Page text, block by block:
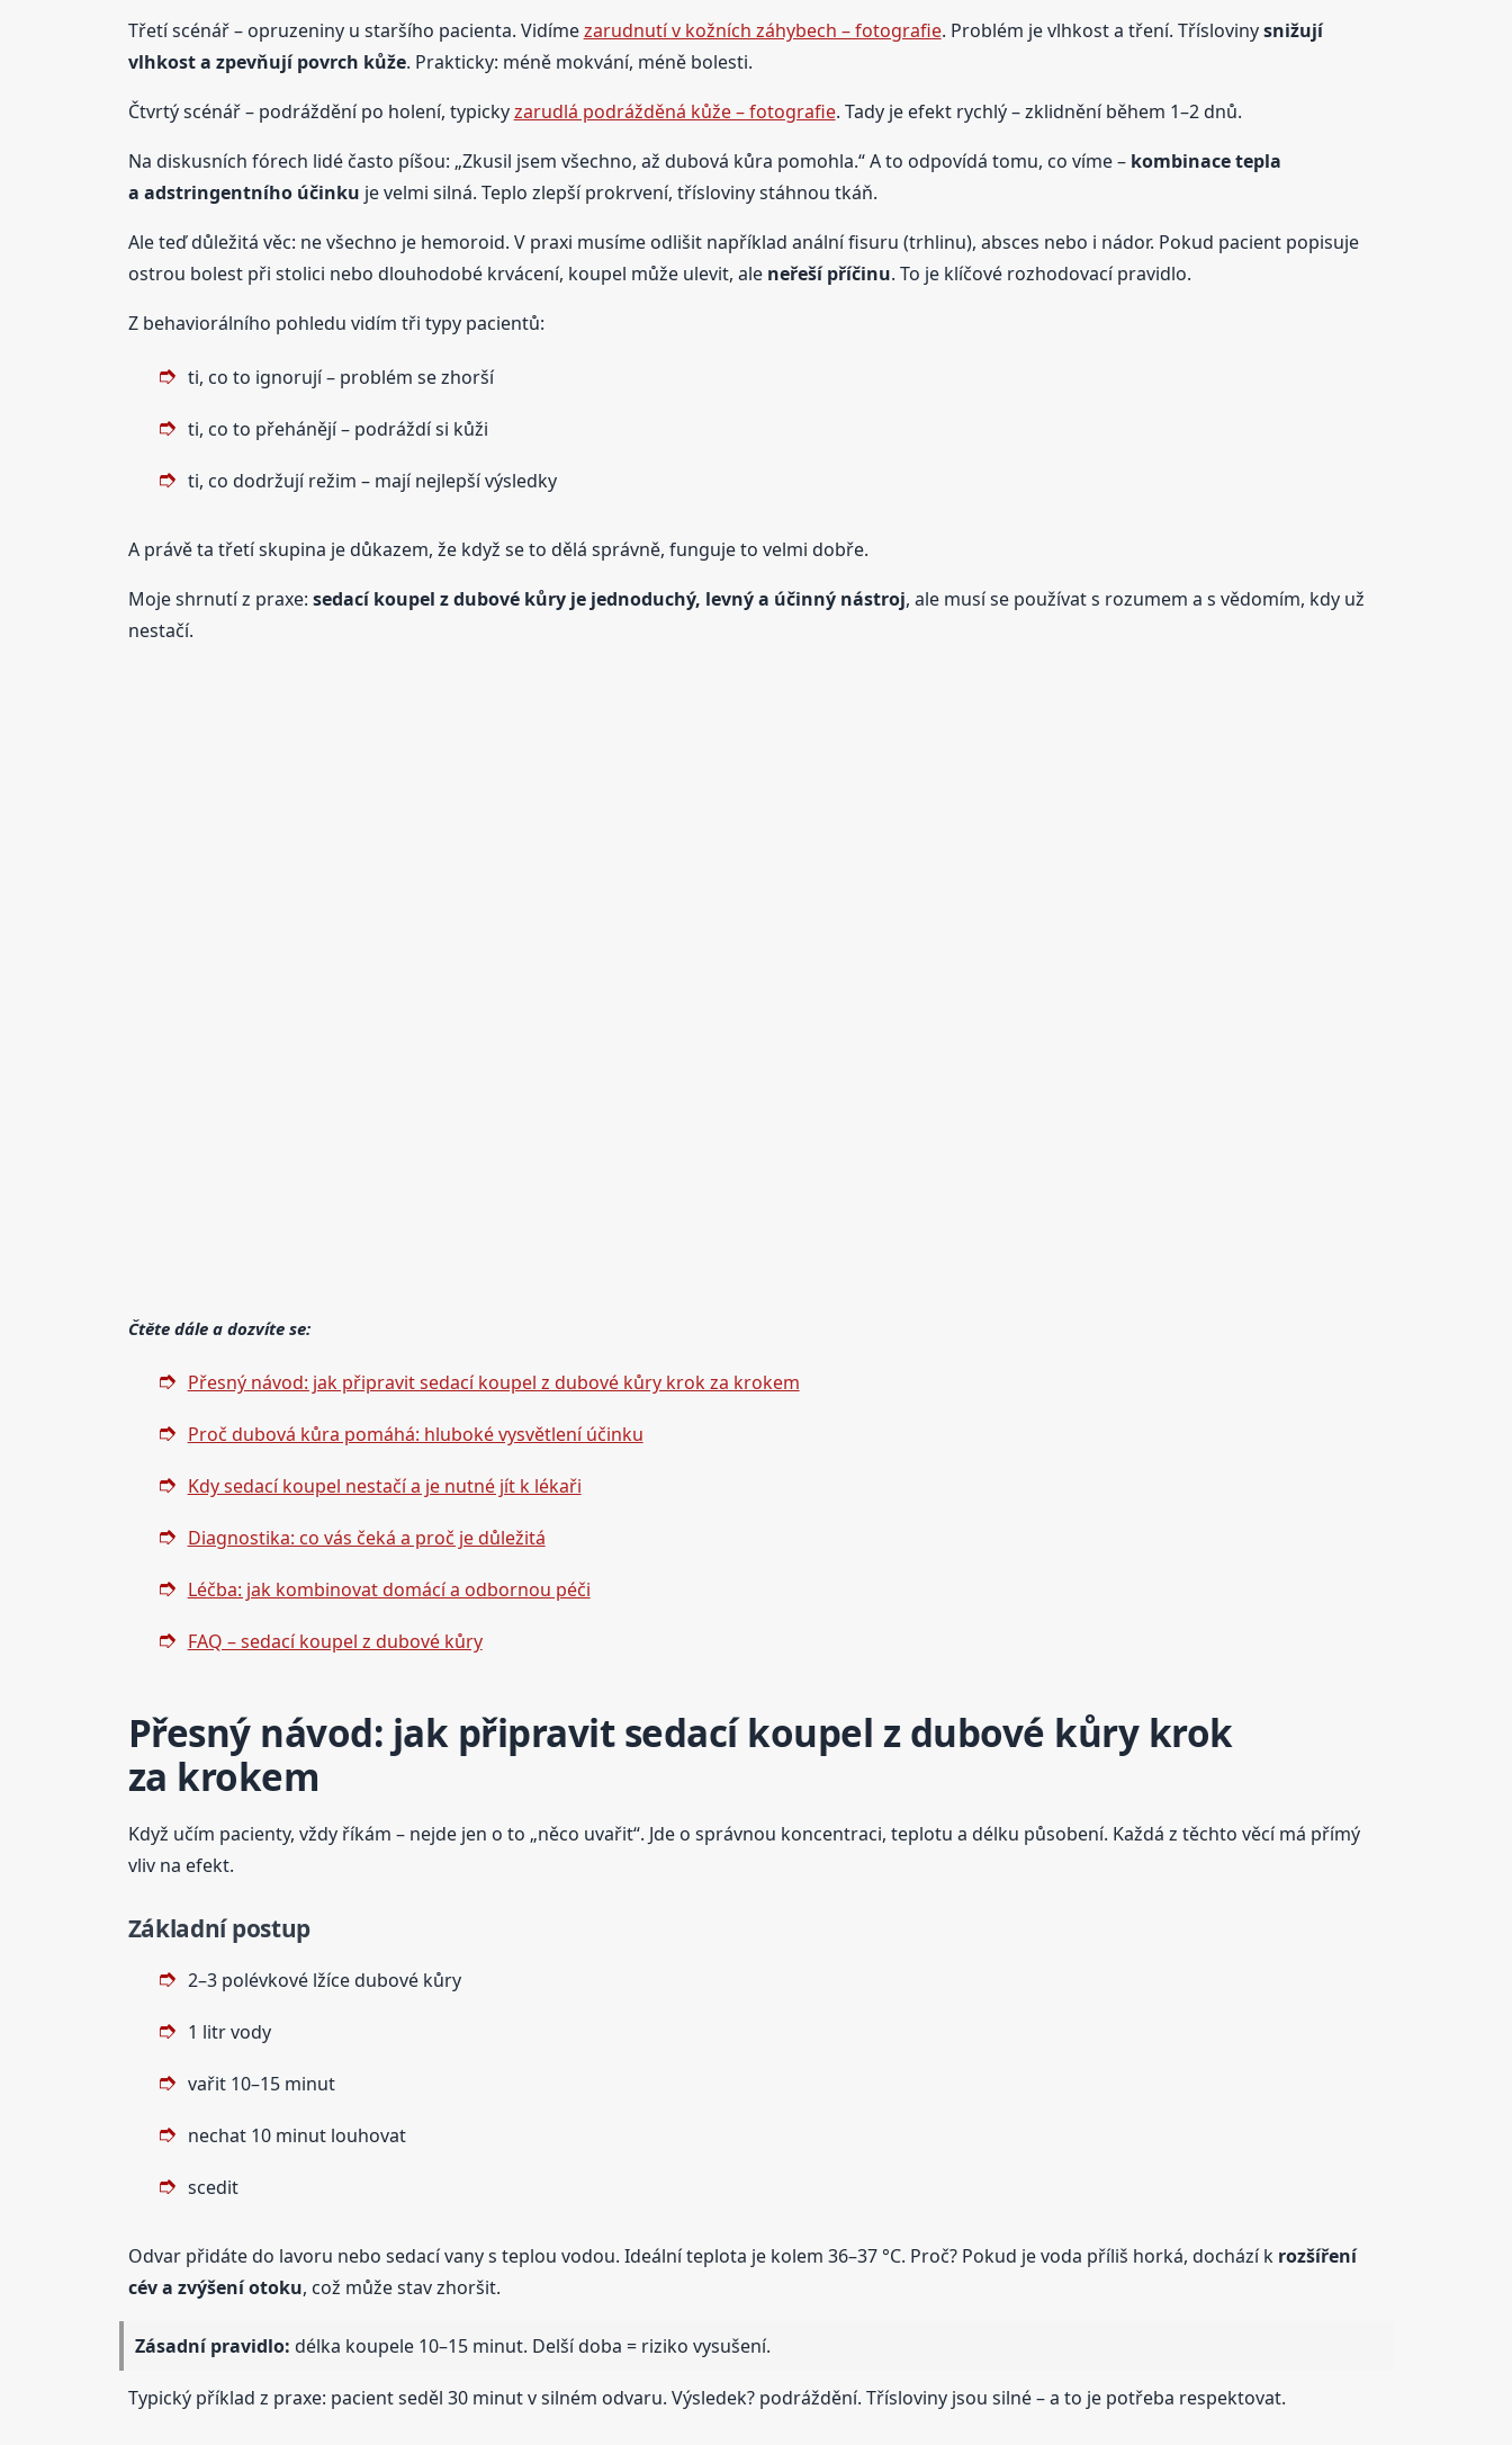
Třetí scénář – opruzeniny u staršího pacienta. Vidímezarudnutí v kožních záhybech – fotografie. Problém je vlhkost a tření. Tříslovinysnižují
vlhkost a zpevňují povrch kůže. Prakticky: méně mokvání, méně bolesti.
Čtvrtý scénář – podráždění po holení, typickyzarudlá podrážděná kůže – fotografie. Tady je efekt rychlý – zklidnění během 1–2 dnů.
Na diskusních fórech lidé často píšou: „Zkusil jsem všechno, až dubová kůra pomohla.“ A to odpovídá tomu, co víme – kombinace tepla
a adstringentního účinku je velmi silná. Teplo zlepší prokrvení, třísloviny stáhnou tkáň.
Ale teď důležitá věc: ne všechno je hemoroid. V praxi musíme odlišit například anální fisuru (trhlinu), absces nebo i nádor. Pokud pacient popisuje
ostrou bolest při stolici nebo dlouhodobé krvácení, koupel může ulevit, ale neřeší příčinu. To je klíčové rozhodovací pravidlo.
Z behaviorálního pohledu vidím tři typy pacientů:
ti, co to ignorují – problém se zhorší
ti, co to přehánějí – podráždí si kůži
ti, co dodržují režim – mají nejlepší výsledky
A právě ta třetí skupina je důkazem, že když se to dělá správně, funguje to velmi dobře.
Moje shrnutí z praxe: sedací koupel z dubové kůry je jednoduchý, levný a účinný nástroj, ale musí se používat s rozumem a s vědomím, kdy už
nestačí.
Čtěte dále a dozvíte se:
Přesný návod: jak připravit sedací koupel z dubové kůry krok za krokem
Proč dubová kůra pomáhá: hluboké vysvětlení účinku
Kdy sedací koupel nestačí a je nutné jít k lékaři
Diagnostika: co vás čeká a proč je důležitá
Léčba: jak kombinovat domácí a odbornou péči
FAQ – sedací koupel z dubové kůry
Přesný návod: jak připravit sedací koupel z dubové kůry krok
za krokem
Když učím pacienty, vždy říkám – nejde jen o to „něco uvařit“. Jde o správnou koncentraci, teplotu a délku působení. Každá z těchto věcí má přímý
vliv na efekt.
Základní postup
2–3 polévkové lžíce dubové kůry
1 litr vody
vařit 10–15 minut
nechat 10 minut louhovat
scedit
Odvar přidáte do lavoru nebo sedací vany s teplou vodou. Ideální teplota je kolem 36–37 °C. Proč? Pokud je voda příliš horká, dochází k rozšíření
cév a zvýšení otoku, což může stav zhoršit.
Zásadní pravidlo: délka koupele 10–15 minut. Delší doba = riziko vysušení.
Typický příklad z praxe: pacient seděl 30 minut v silném odvaru. Výsledek? podráždění. Třísloviny jsou silné – a to je potřeba respektovat.